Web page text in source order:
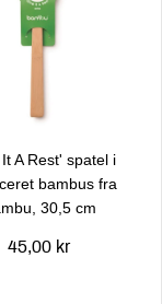
A Rest' spatel i
bambus fra
30,5 cm
45,00 kr